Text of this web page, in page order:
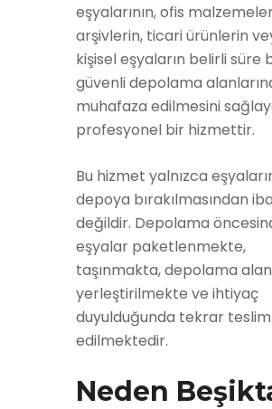
eşyalarının, ofis
arşivlerin, ticari ürünlerin
kişisel eşyaların belirli süre
güvenli depolama
muhafaza edilmesini
profesyonel bir hizmettir.
Bu hizmet yalnızca
depoya bırakılmasından
değildir. Depolama
eşyalar paketlenmekte,
taşınmakta, depolama
yerleştirilmekte ve ihtiyaç
duyulduğunda tekrar teslim
edilmektedir.
Neden